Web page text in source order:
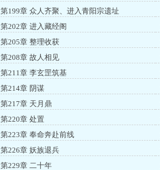
第199章 众人齐聚、进入青阳宗遗址
第202章 进入藏经阁
第205章 整理收获
第208章 故人相见
第211章 李玄罡筑基
第214章 阴谋
第217章 天月鼎
第220章 处置
第223章 奉命奔赴前线
第226章 妖族退兵
第229章 二十年